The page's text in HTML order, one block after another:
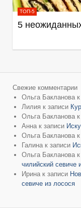
ТОП-5
5
Свежие комментарии
Ольга Бакланова
Лилия к записи
Ольга Бакланова
Анна к записи
Ольга Бакланова
Галина к записи
Ольга Бакланова
чилийский севиче
Ирина к записи
севиче из лосося